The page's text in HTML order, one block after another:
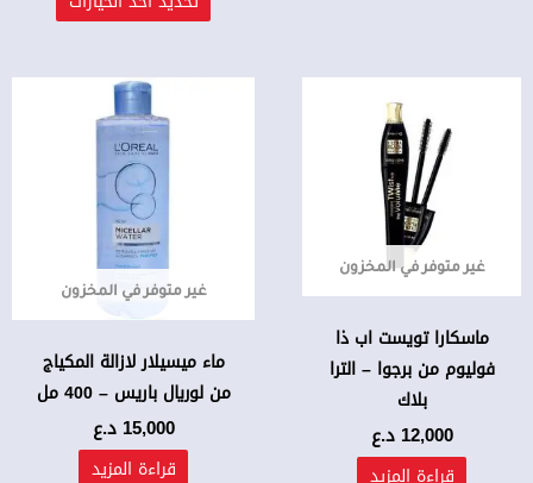
غير متوفر في المخزون
ماسكارا تويست اب ذا
فوليوم من برجوا – الترا
بلاك
12,000 د.ع
قراءة المزيد
غير متوفر في المخزون
ماء ميسيلار لازالة المكياج
من لوريال باريس – 400 مل
15,000 د.ع
قراءة المزيد